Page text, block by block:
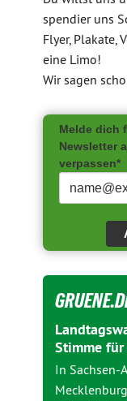
spendier uns
Flyer, Plakate,
eine Limo!
Wir sagen
Melde dich
Newsletter
verpassen*
Stimme
In Sachsen-